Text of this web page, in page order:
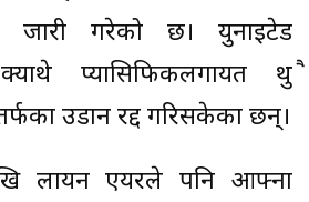
जारी गरेको छ। युनाइटेड
प्यासिफिकलगायत थुप्रै
उडान रद्द गरिसकेका छन्।
लायन एयरले पनि आफ्ना